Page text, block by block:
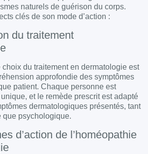
naturels de guérison du corps.
clés de son mode d’action :
du traitement
choix du traitement en dermatologie est
approfondie des symptômes
patient. Chaque personne est
et le remède prescrit est adapté
dermatologiques présentés, tant
psychologique.
d’action de l’homéopathie